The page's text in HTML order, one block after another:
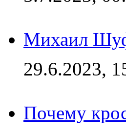
Михаил
29.6.2023,
Почему